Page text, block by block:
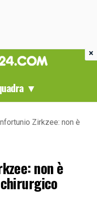
▼
Zirkzee: non è
non è
×